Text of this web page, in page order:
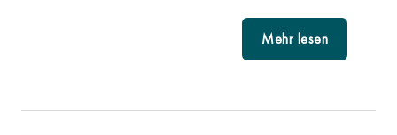
Mehr lesen